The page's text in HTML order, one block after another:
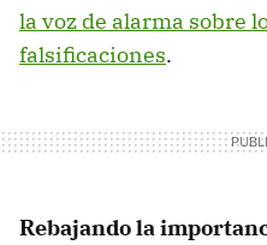
la voz de alarma sobre
falsificaciones.
Rebajando la